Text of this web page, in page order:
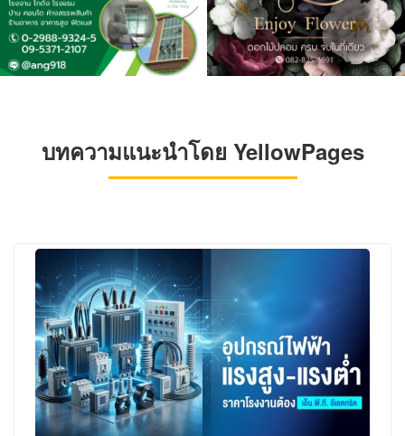
บทความแนะนำโดย YellowPages